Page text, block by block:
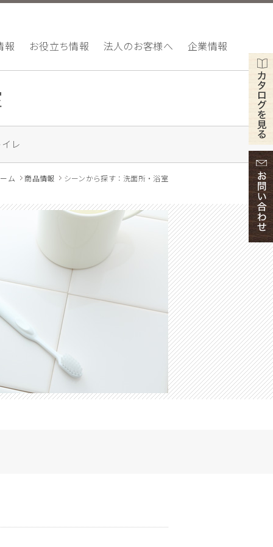
報 お役立ち情報 法人のお客様へ 企業情報
レ
ム 商品情報 シーンから探す：洗面所・浴室